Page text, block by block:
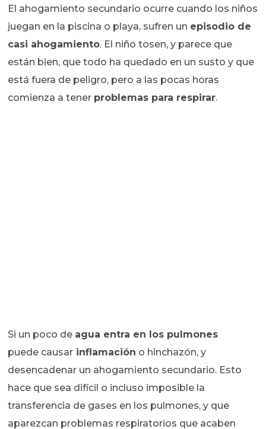
El ahogamiento secundario ocurre cuando los niños
juegan en la piscina o playa, sufren un episodio de
casi ahogamiento. El niño tosen, y parece que
están bien, que todo ha quedado en un susto y que
está fuera de peligro, pero a las pocas horas
comienza a tener problemas para respirar.
Si un poco de agua entra en los pulmones
puede causar inflamación o hinchazón, y
desencadenar un ahogamiento secundario. Esto
hace que sea difícil o incluso imposible la
transferencia de gases en los pulmones, y que
aparezcan problemas respiratorios que acaben